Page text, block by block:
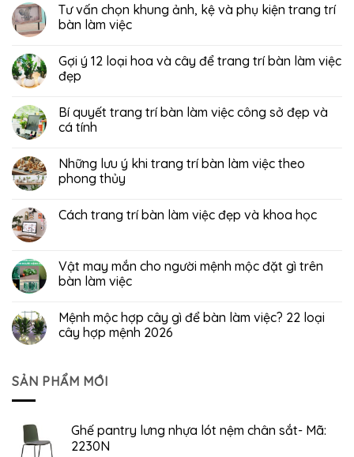
Tư vấn chọn khung ảnh, kệ và phụ kiện trang trí
bàn làm việc
Gợi ý 12 loại hoa và cây để trang trí bàn làm việc
đẹp
Bí quyết trang trí bàn làm việc công sở đẹp và
cá tính
Những lưu ý khi trang trí bàn làm việc theo
phong thủy
Cách trang trí bàn làm việc đẹp và khoa học
Vật may mắn cho người mệnh mộc đặt gì trên
bàn làm việc
Mệnh mộc hợp cây gì để bàn làm việc? 22 loại
cây hợp mệnh 2026
SẢN PHẨM MỚI
Ghế pantry lưng nhựa lót nệm chân sắt- Mã:
2230N